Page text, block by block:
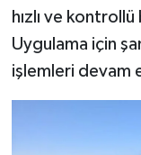
hızlı ve
Uygulama için
işlemleri devam